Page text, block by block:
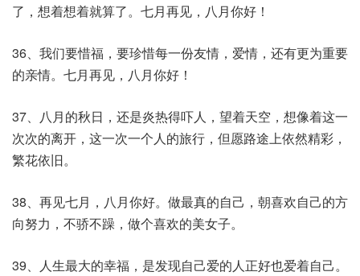
了，想着想着就算了。七月再见，八月你好！
36、我们要惜福，要珍惜每一份友情，爱情，还有更为重要
的亲情。七月再见，八月你好！
37、八月的秋日，还是炎热得吓人，望着天空，想像着这一
次次的离开，这一次一个人的旅行，但愿路途上依然精彩，
繁花依旧。
38、再见七月，八月你好。做最真的自己，朝喜欢自己的方
向努力，不骄不躁，做个喜欢的美女子。
39、人生最大的幸福，是发现自己爱的人正好也爱着自己。